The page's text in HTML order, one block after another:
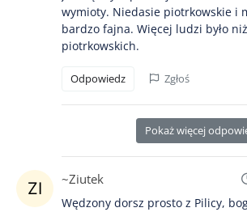
wymioty. Niedasie piotrkowskie i
bardzo fajna. Więcej ludzi było
piotrkowskich.
Odpowiedz Zgłoś
Pokaż więcej
~Ziutek
Wędzony dorsz prosto z Pilicy,